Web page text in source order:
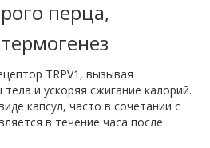
перца,
TRPV1, вызывая
и ускоряя сжигание калорий.
капсул, часто в сочетании с
в течение часа после